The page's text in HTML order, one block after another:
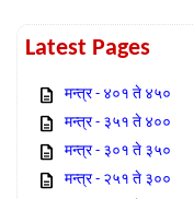
Latest Pages
मन्त्र - ४०१ ते ४५०
मन्त्र - ३५१ ते ४००
मन्त्र - ३०१ ते ३५०
मन्त्र - २५१ ते ३००